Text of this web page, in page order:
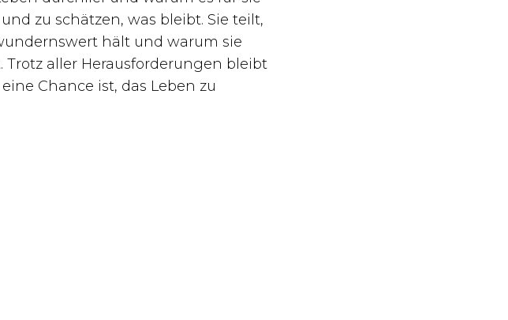
zu schätzen, was bleibt. Sie teilt,
hält und warum sie
aller Herausforderungen bleibt
Chance ist, das Leben zu